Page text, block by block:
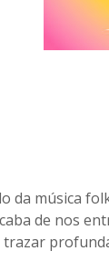
da música
de nos